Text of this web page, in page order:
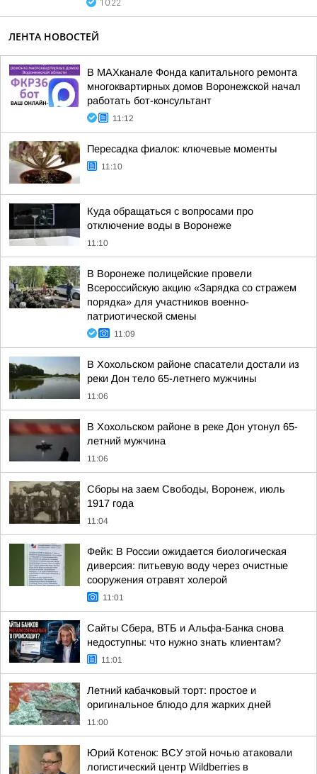
10:22
ЛЕНТА НОВОСТЕЙ
В МАХканале Фонда капитального ремонта
многоквартирных домов Воронежской начал
работать бот-консультант
11:12
Пересадка фиалок: ключевые моменты
11:10
Куда обращаться с вопросами про
отключение воды в Воронеже
11:10
В Воронеже полицейские провели
Всероссийскую акцию «Зарядка со стражем
порядка» для участников военно-
патриотической смены
11:09
В Хохольском районе спасатели достали из
реки Дон тело 65-летнего мужчины
11:06
В Хохольском районе в реке Дон утонул 65-
летний мужчина
11:06
Сборы на заем Свободы, Воронеж, июль
1917 года
11:04
Фейк: В России ожидается биологическая
диверсия: питьевую воду через очистные
сооружения отравят холерой
11:01
Сайты Сбера, ВТБ и Альфа-Банка снова
недоступны: что нужно знать клиентам?
11:01
Летний кабачковый торт: простое и
оригинальное блюдо для жарких дней
11:00
Юрий Котенок: ВСУ этой ночью атаковали
логистический центр Wildberries в